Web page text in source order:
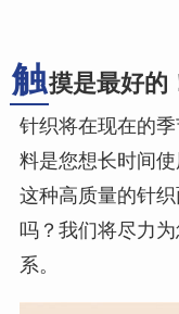
触摸是最好的
针织将在现在的
料是您想长时间
这种高质量的针
吗？我们将尽力
系。